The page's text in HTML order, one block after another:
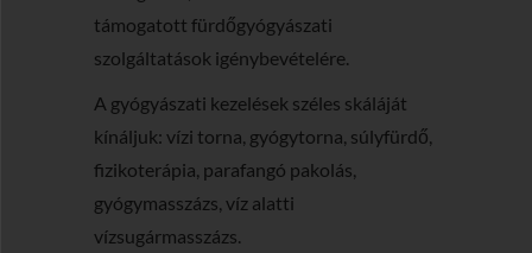
támogatott fürdőgyógyászati
szolgáltatások igénybevételére.
A gyógyászati kezelések széles skáláját
kínáljuk: vízi torna, gyógytorna, súlyfürdő,
fizikoterápia, parafangó pakolás,
gyógymasszázs, víz alatti
vízsugármasszázs.